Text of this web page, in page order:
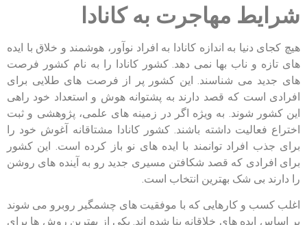
شرایط مهاجرت به کانادا
هیچ کجای دنیا به اندازه کانادا به افراد نوآور، هوشمند و خلاق با ایده
های تازه و ناب بها نمی دهد. کشور کانادا را به نام کشور فرصت
های جدید می شناسند. این کشور پر از فرصت های طلایی برای
افرادی است که قصد دارند به پشتوانه هوش و استعداد خود راهی
این کشور شوند. به ویژه اگر در زمینه های علمی، پژوهشی و ثبت
اختراع فعالیت داشته باشند. کشور کانادا مشتاقانه آغوش خود را
برای جذب افراد توانمند با ایده های نو باز کرده است. این کشور
برای افرادی که قصد شکافتن مسیری جدید رو به آینده های روشن
را دارند بی شک بهترین انتخاب است.
اغلب کسب و کارهایی که با موفقیت های چشمگیر روبرو می شوند
بر اساس ایده های خلاقانه بنا شده اند. یکی از بهترین روش ها برای